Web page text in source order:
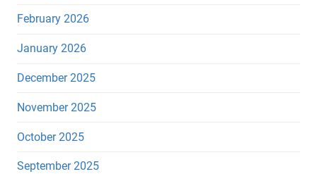
February 2026
January 2026
December 2025
November 2025
October 2025
September 2025